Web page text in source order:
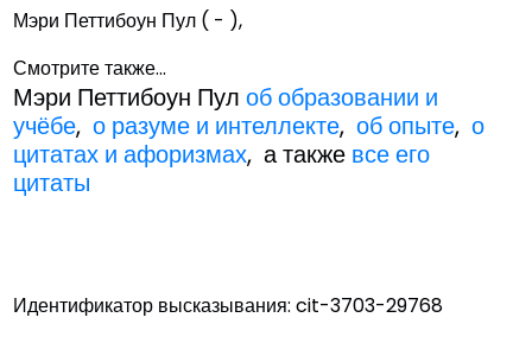
Мэри Петтибоун Пул ( - ),
Смотрите также...
Мэри Петтибоун Пулоб образовании и
учёбе,о разуме и интеллекте,об опыте,о
цитатах и афоризмах, а также все его
цитаты
Идентификатор высказывания: cit-3703-29768